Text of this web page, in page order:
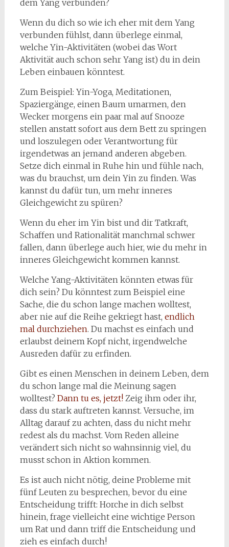
dem Yang verbunden?
Wenn du dich so wie ich eher mit dem Yang
verbunden fühlst, dann überlege einmal,
welche Yin-Aktivitäten (wobei das Wort
Aktivität auch schon sehr Yang ist) du in dein
Leben einbauen könntest.
Zum Beispiel: Yin-Yoga, Meditationen,
Spaziergänge, einen Baum umarmen, den
Wecker morgens ein paar mal auf Snooze
stellen anstatt sofort aus dem Bett zu springen
und loszulegen oder Verantwortung für
irgendetwas an jemand anderen abgeben.
Setze dich einmal in Ruhe hin und fühle nach,
was du brauchst, um dein Yin zu finden. Was
kannst du dafür tun, um mehr inneres
Gleichgewicht zu spüren?
Wenn du eher im Yin bist und dir Tatkraft,
Schaffen und Rationalität manchmal schwer
fallen, dann überlege auch hier, wie du mehr in
inneres Gleichgewicht kommen kannst.
Welche Yang-Aktivitäten könnten etwas für
dich sein? Du könntest zum Beispiel eine
Sache, die du schon lange machen wolltest,
aber nie auf die Reihe gekriegt hast, endlich
mal durchziehen. Du machst es einfach und
erlaubst deinem Kopf nicht, irgendwelche
Ausreden dafür zu erfinden.
Gibt es einen Menschen in deinem Leben, dem
du schon lange mal die Meinung sagen
wolltest? Dann tu es, jetzt!Zeig ihm oder ihr,
dass du stark auftreten kannst. Versuche, im
Alltag darauf zu achten, dass du nicht mehr
redest als du machst. Vom Reden alleine
verändert sich nicht so wahnsinnig viel, du
musst schon in Aktion kommen.
Es ist auch nicht nötig, deine Probleme mit
fünf Leuten zu besprechen, bevor du eine
Entscheidung trifft: Horche in dich selbst
hinein, frage vielleicht eine wichtige Person
um Rat und dann triff die Entscheidung und
zieh es einfach durch!